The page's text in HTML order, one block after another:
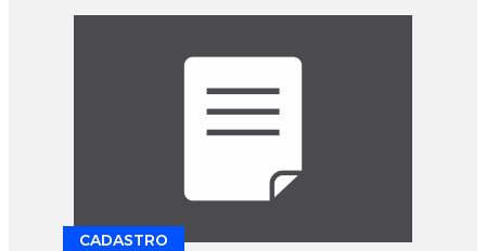
CADASTRO